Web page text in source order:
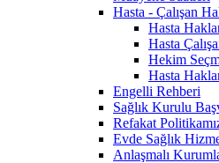
Hasta - Çalışan
Hasta
Hasta
Hekim
Hasta
Engelli Rehberi
Sağlık Kurulu
Refakat
Evde Sağlık
Anlaşmalı